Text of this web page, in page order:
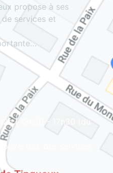
propose à ses
services et
| 13h30 - 17h30 (du
des services